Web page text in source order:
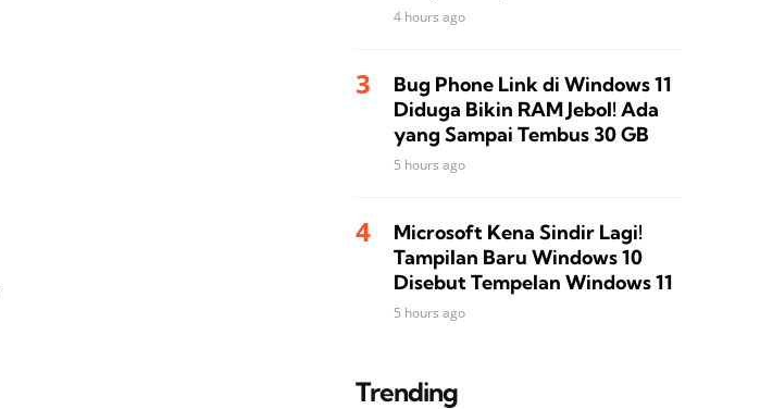
4 hours ago
Bug Phone Link di Windows 11
Diduga Bikin RAM Jebol! Ada
yang Sampai Tembus 30 GB
5 hours ago
Microsoft Kena Sindir Lagi!
Tampilan Baru Windows 10
Disebut Tempelan Windows 11
5 hours ago
Trending